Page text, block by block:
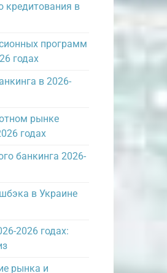
кредитования в
программ
годах
в 2026-
рынке
годах
банкинга 2026-
в Украине
2026 годах:
рынка и